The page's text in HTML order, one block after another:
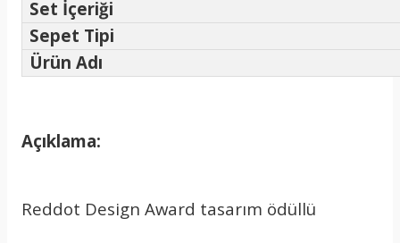
Set İçeriği
Sepet Tipi
Ürün Adı
Açıklama:
Reddot Design Award tasarım ödüllü